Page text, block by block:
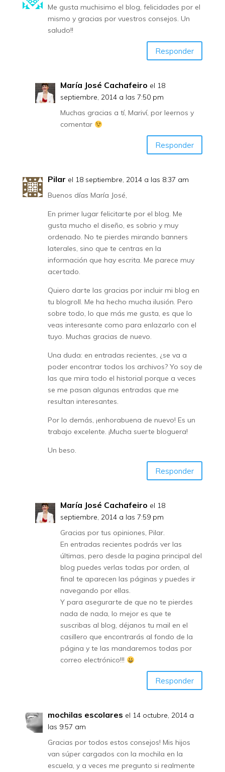
Me gusta muchisimo el blog, felicidades por el
mismo y gracias por vuestros consejos. Un
saludo!!
Responder
María José Cachafeiro el 18
septiembre, 2014 a las 7:50 pm
Muchas gracias a tí, Mariví, por leernos y
comentar
Responder
Pilar el 18 septiembre, 2014 a las 8:37 am
Buenos días María José,
En primer lugar felicitarte por el blog. Me
gusta mucho el diseño, es sobrio y muy
ordenado. No te pierdes mirando banners
laterales, sino que te centras en la
información que hay escrita. Me parece muy
acertado.
Quiero darte las gracias por incluir mi blog en
tu blogroll. Me ha hecho mucha ilusión. Pero
sobre todo, lo que más me gusta, es que lo
veas interesante como para enlazarlo con el
tuyo. Muchas gracias de nuevo.
Una duda: en entradas recientes, ¿se va a
poder encontrar todos los archivos? Yo soy de
las que mira todo el historial porque a veces
se me pasan algunas entradas que me
resultan interesantes.
Por lo demás, ¡enhorabuena de nuevo! Es un
trabajo excelente. ¡Mucha suerte bloguera!
Un beso.
Responder
María José Cachafeiro el 18
septiembre, 2014 a las 7:59 pm
Gracias por tus opiniones, Pilar.
En entradas recientes podrás ver las
últimas, pero desde la pagina principal del
blog puedes verlas todas por orden, al
final te aparecen las páginas y puedes ir
navegando por ellas.
Y para asegurarte de que no te pierdes
nada de nada, lo mejor es que te
suscribas al blog, déjanos tu mail en el
casillero que encontrarás al fondo de la
página y te las mandaremos todas por
correo electrónico!!!
Responder
mochilas escolares el 14 octubre, 2014 a
las 9:57 am
Gracias por todos estos consejos! Mis hijos
van súper cargados con la mochila en la
escuela, y a veces me pregunto si realmente